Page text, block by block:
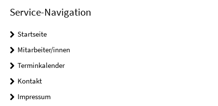
Service-Navigation
Startseite
Mitarbeiter/innen
Terminkalender
Kontakt
Impressum